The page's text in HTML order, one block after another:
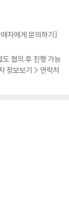
자에게 문의하기]
협의 후 진행 가능
정보보기 > 연락처